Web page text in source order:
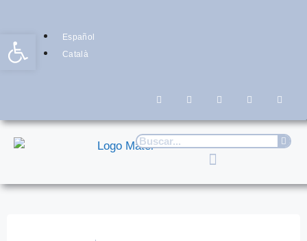
Español
Català
Abrir barra de herramientas